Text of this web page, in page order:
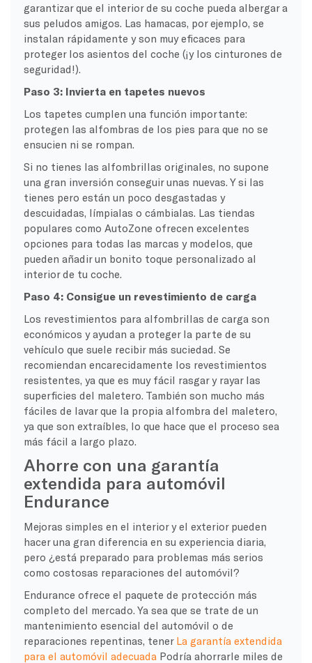
garantizar que el interior de su coche pueda albergar a
sus peludos amigos. Las hamacas, por ejemplo, se
instalan rápidamente y son muy eficaces para
proteger los asientos del coche (¡y los cinturones de
seguridad!).
Paso 3: Invierta en tapetes nuevos
Los tapetes cumplen una función importante:
protegen las alfombras de los pies para que no se
ensucien ni se rompan.
Si no tienes las alfombrillas originales, no supone
una gran inversión conseguir unas nuevas. Y si las
tienes pero están un poco desgastadas y
descuidadas, límpialas o cámbialas. Las tiendas
populares como AutoZone ofrecen excelentes
opciones para todas las marcas y modelos, que
pueden añadir un bonito toque personalizado al
interior de tu coche.
Paso 4: Consigue un revestimiento de carga
Los revestimientos para alfombrillas de carga son
económicos y ayudan a proteger la parte de su
vehículo que suele recibir más suciedad. Se
recomiendan encarecidamente los revestimientos
resistentes, ya que es muy fácil rasgar y rayar las
superficies del maletero. También son mucho más
fáciles de lavar que la propia alfombra del maletero,
ya que son extraíbles, lo que hace que el proceso sea
más fácil a largo plazo.
Ahorre con una garantía
extendida para automóvil
Endurance
Mejoras simples en el interior y el exterior pueden
hacer una gran diferencia en su experiencia diaria,
pero ¿está preparado para problemas más serios
como costosas reparaciones del automóvil?
Endurance ofrece el paquete de protección más
completo del mercado. Ya sea que se trate de un
mantenimiento esencial del automóvil o de
reparaciones repentinas, tener La garantía extendida
para el automóvil adecuadaPodría ahorrarle miles de